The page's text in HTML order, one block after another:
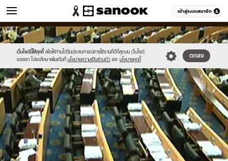
เข้าสู่ระบบสมาชิก
ข่าว หมวดอื่นๆ
เว็บไซต์นี้ใช้คุกกี้ เพื่อให้ท่านได้รับประสบการณ์การใช้งานที่ดีที่สุดบน เว็บไซต์
ของเรา โปรดศึกษาเพิ่มเติมที่ นโยบายความเป็นส่วนตัว และ นโยบายคุกกี้
ตกลง
Sanook
//s.isanook.com/sr/0/images/logo-
new-
sanook.png
600
60
//s.isanook.com/ns/0/ud/365/1828978/631558-
01.jpg